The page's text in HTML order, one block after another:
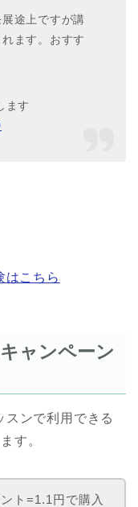
途上ですが講
ます。おすす
ます
はこちら
ャンペーン
ンで利用できる
す。
ト=1.1円で購入